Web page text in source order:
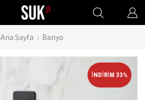
Ana Sayfa Banyo
İNDIRIM 33%